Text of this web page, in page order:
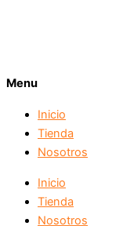
Menu
Inicio
Tienda
Nosotros
Inicio
Tienda
Nosotros